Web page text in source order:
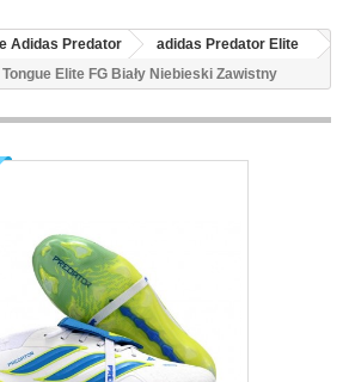
Adidas Predator
adidas Predator Elite
Elite FG Biały Niebieski Zawistny